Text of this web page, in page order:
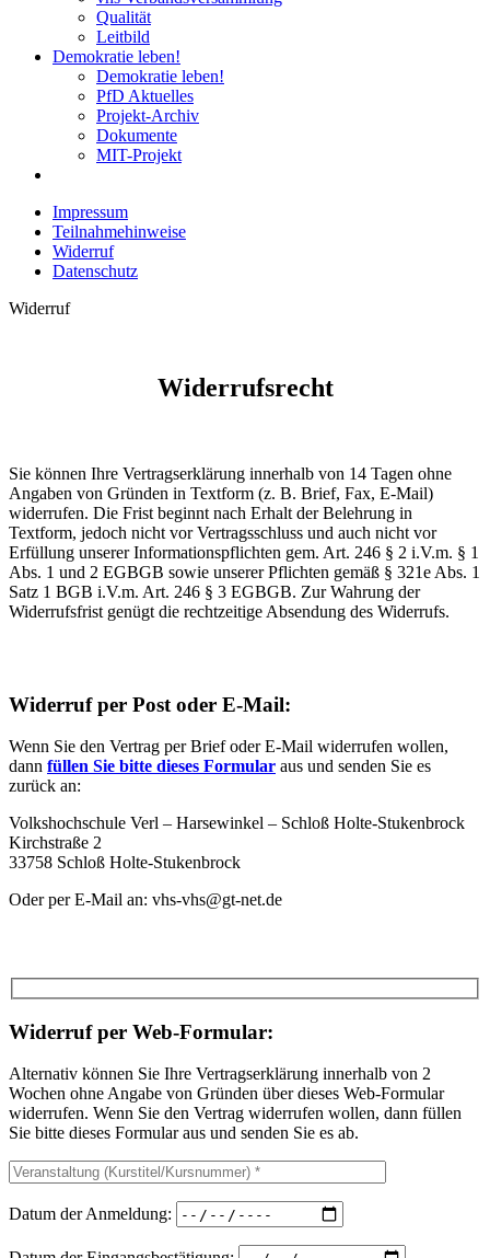
Qualität
Leitbild
Demokratie leben!
Demokratie leben!
PfD Aktuelles
Projekt-Archiv
Dokumente
MIT-Projekt
Impressum
Teilnahmehinweise
Widerruf
Datenschutz
Widerruf
Widerrufsrecht
Sie können Ihre Vertragserklärung innerhalb von 14 Tagen ohne
Angaben von Gründen in Textform (z. B. Brief, Fax, E-Mail)
widerrufen. Die Frist beginnt nach Erhalt der Belehrung in
Textform, jedoch nicht vor Vertragsschluss und auch nicht vor
Erfüllung unserer Informationspflichten gem. Art. 246 § 2 i.V.m. § 1
Abs. 1 und 2 EGBGB sowie unserer Pflichten gemäß § 321e Abs. 1
Satz 1 BGB i.V.m. Art. 246 § 3 EGBGB. Zur Wahrung der
Widerrufsfrist genügt die rechtzeitige Absendung des Widerrufs.
Widerruf per Post oder E-Mail:
Wenn Sie den Vertrag per Brief oder E-Mail widerrufen wollen,
dann füllen Sie bitte dieses Formular aus und senden Sie es
zurück an:
Volkshochschule Verl – Harsewinkel – Schloß Holte-Stukenbrock
Kirchstraße 2
33758 Schloß Holte-Stukenbrock
Oder per E-Mail an: vhs-vhs@gt-net.de
Widerruf per Web-Formular:
Alternativ können Sie Ihre Vertragserklärung innerhalb von 2
Wochen ohne Angabe von Gründen über dieses Web-Formular
widerrufen. Wenn Sie den Vertrag widerrufen wollen, dann füllen
Sie bitte dieses Formular aus und senden Sie es ab.
Datum der Anmeldung: